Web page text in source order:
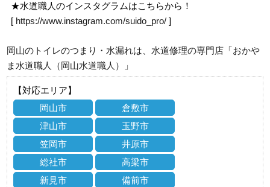
★水道職人のインスタグラムはこちらから！
[ https://www.instagram.com/suido_pro/ ]
岡山のトイレのつまり・水漏れは、水道修理の専門店「おかや
ま水道職人（岡山水道職人）」
【対応エリア】
岡山市
倉敷市
津山市
玉野市
笠岡市
井原市
総社市
高梁市
新見市
備前市